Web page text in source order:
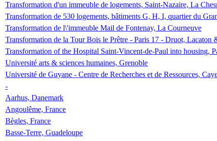
Transformation d'un immeuble de logements, Saint-Nazaire, La
Transformation de 530 logements, bâtiments G, H, I, quartier du
Transformation de l\'immeuble Mail de Fontenay, La Courneuve
Transformation de la Tour Bois le Prêtre - Paris 17 - Druot, Lacaton
Transformation of the Hospital Saint-Vincent-de-Paul into housing,
Université arts & sciences humaines, Grenoble
Université de Guyane - Centre de Recherches et de Ressources,
-
Aarhus, Danemark
Angoulême, France
Bègles, France
Basse-Terre, Guadeloupe